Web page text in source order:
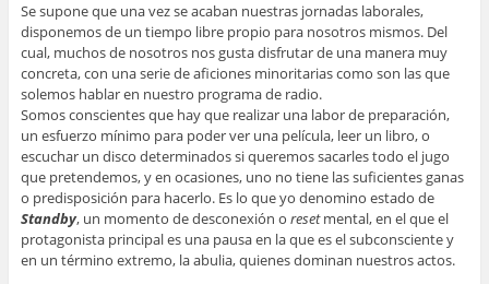
Se supone que una vez se acaban nuestras jornadas laborales,
disponemos de un tiempo libre propio para nosotros mismos. Del
cual, muchos de nosotros nos gusta disfrutar de una manera muy
concreta, con una serie de aficiones minoritarias como son las que
solemos hablar en nuestro programa de radio.
Somos conscientes que hay que realizar una labor de preparación,
un esfuerzo mínimo para poder ver una película, leer un libro, o
escuchar un disco determinados si queremos sacarles todo el jugo
que pretendemos, y en ocasiones, uno no tiene las suficientes ganas
o predisposición para hacerlo. Es lo que yo denomino estado de
Standby, un momento de desconexión o resetmental, en el que el
protagonista principal es una pausa en la que es el subconsciente y
en un término extremo, la abulia, quienes dominan nuestros actos.